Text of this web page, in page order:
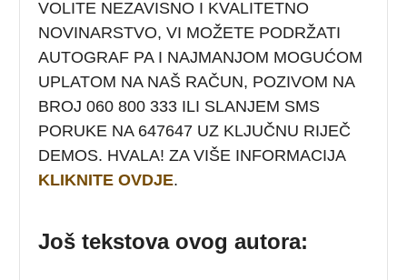
VOLITE NEZAVISNO I KVALITETNO
NOVINARSTVO, VI MOŽETE PODRŽATI
AUTOGRAF PA I NAJMANJOM MOGUĆOM
UPLATOM NA NAŠ RAČUN, POZIVOM NA
BROJ 060 800 333 ILI SLANJEM SMS
PORUKE NA 647647 UZ KLJUČNU RIJEČ
DEMOS. HVALA! ZA VIŠE INFORMACIJA
KLIKNITE OVDJE.
Još tekstova ovog autora: